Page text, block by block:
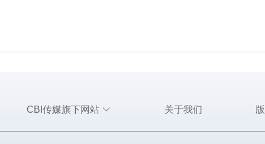
CBI传媒旗下网站 关于我们